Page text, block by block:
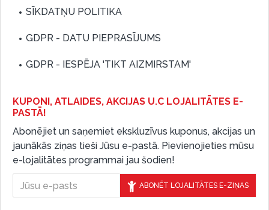
SĪKDATŅU POLITIKA
GDPR - DATU PIEPRASĪJUMS
GDPR - IESPĒJA 'TIKT AIZMIRSTAM'
KUPONI, ATLAIDES, AKCIJAS U.C LOJALITĀTES E-
PASTĀ!
Abonējiet un saņemiet ekskluzīvus kuponus, akcijas un
jaunākās ziņas tieši Jūsu e-pastā. Pievienojieties mūsu
e-lojalitātes programmai jau šodien!
ABONĒT LOJALITĀTES E-ZIŅAS